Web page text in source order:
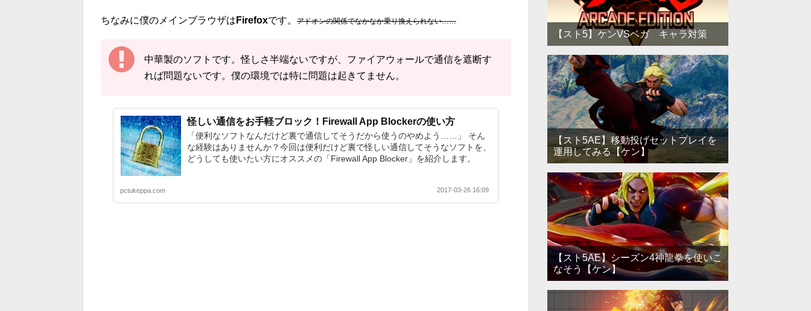
ちなみに僕のメインブラウザは Firefoxです。 アドオンの関係でなかなか乗り換えられない……
中華製のソフトです。怪しさ半端ないですが、ファイアウォールで通信を遮断す
れば問題ないです。僕の環境では特に問題は起きてません。
怪しい通信をお手軽ブロック！Firewall App Blockerの使い方
「便利なソフトなんだけど裏で通信してそうだから使うのやめよう……」 そん
な経験はありませんか？今回は便利だけど裏で怪しい通信してそうなソフトを、
どうしても使いたい方にオススメの「Firewall App Blocker」を紹介します。
pctukeppa.com 2017-03-26 16:09
【スト5】ケンVSベガ キャラ対策
【スト5AE】移動投げセットプレイを
運用してみる【ケン】
【スト5AE】シーズン4神龍拳を使いこ
なそう【ケン】